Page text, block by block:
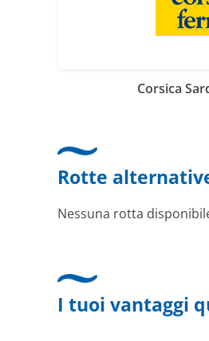
Corsica
Rotte
Nessuna rotta
I tuoi vantaggi